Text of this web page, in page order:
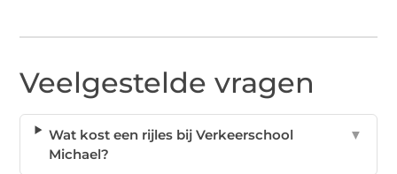
Veelgestelde vragen
Wat kost een rijles bij Verkeerschool
Michael?
▼